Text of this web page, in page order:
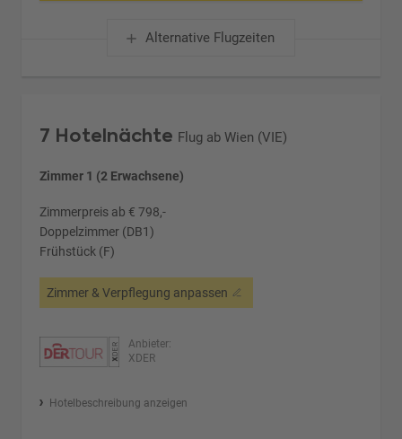
Alternative Flugzeiten
7 Hotelnächte Flug ab Wien (VIE)
Zimmer 1 (2 Erwachsene)
Zimmerpreis ab € 798,-
Doppelzimmer (DB1)
Frühstück (F)
Zimmer & Verpflegung anpassen
Anbieter:
XDER
Hotelbeschreibung anzeigen